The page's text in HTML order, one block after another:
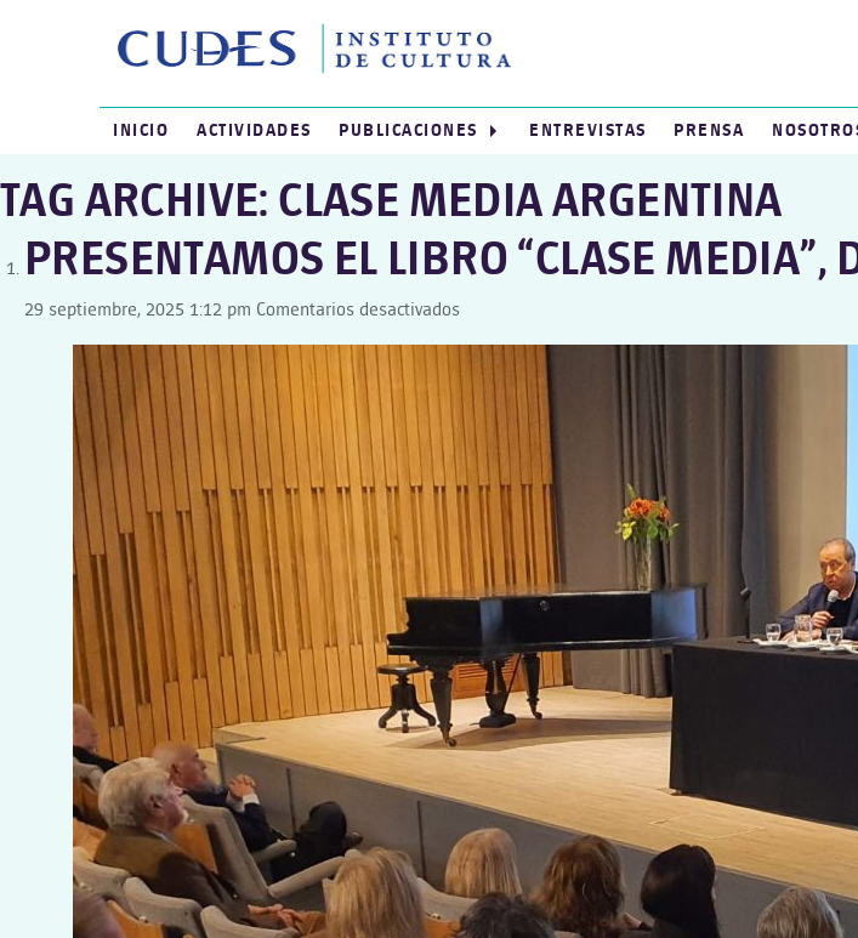
INICIO ACTIVIDADES PUBLICACIONES ENTREVISTAS PRENSA
TAG ARCHIVE: CLASE MEDIA ARGENTINA
PRESENTAMOS EL LIBRO “CLASE MEDIA”,
29 septiembre, 2025 1:12 pm Comentarios desactivadosen
LIBRO
“CLASE
MEDIA”,
DE
GUILLERMO
OLIVETO